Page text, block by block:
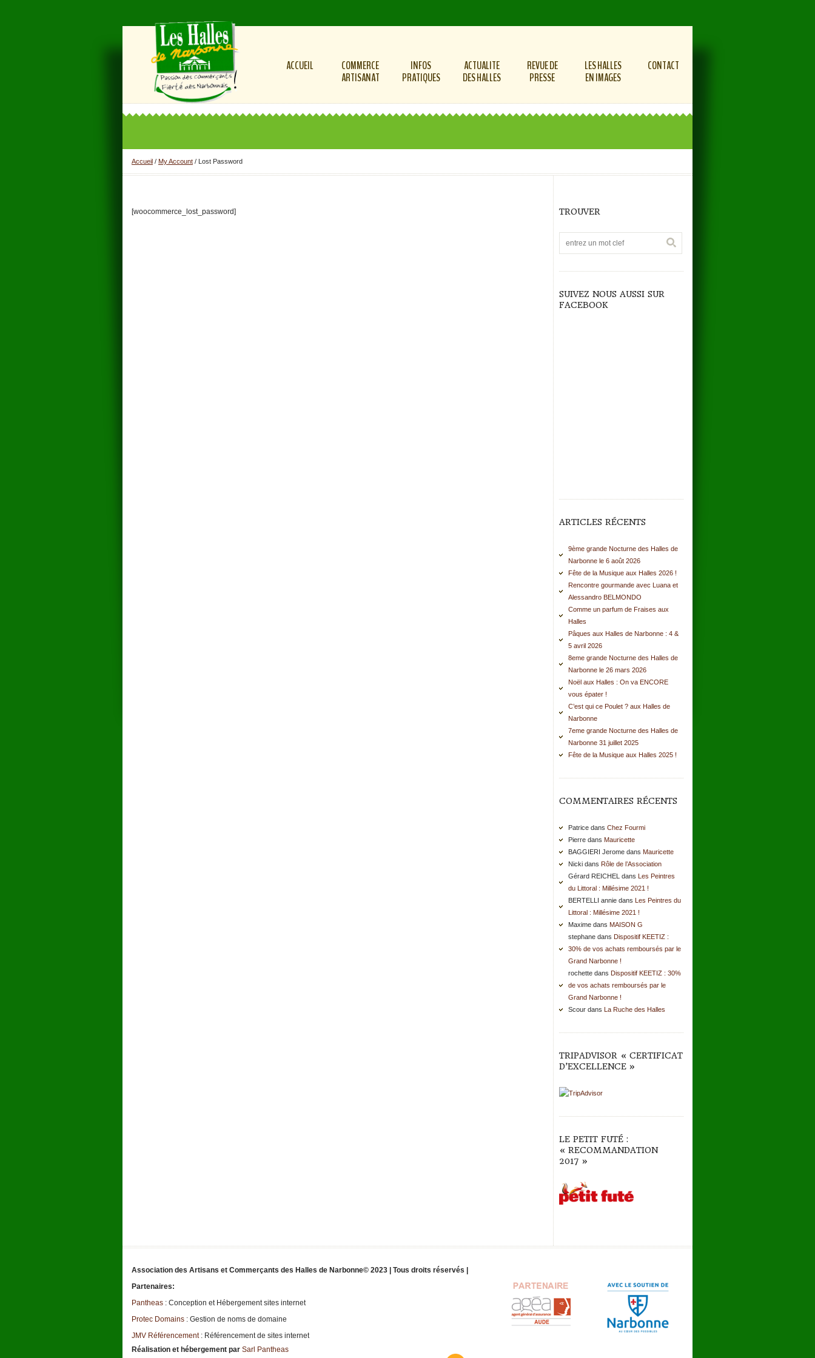
ACCUEIL
COMMERCE
ARTISANAT
INFOS
PRATIQUES
ACTUALITE
DES HALLES
REVUE DE
PRESSE
LES HALLES
EN IMAGES
CONTACT
Accueil / My Account / Lost Password
[woocommerce_lost_password] TROUVER
SUIVEZ NOUS AUSSI SUR
FACEBOOK
ARTICLES RÉCENTS
9ème grande Nocturne des Halles de
Narbonne le 6 août 2026
Fête de la Musique aux Halles 2026 !
Rencontre gourmande avec Luana et
Alessandro BELMONDO
Comme un parfum de Fraises aux
Halles
Pâques aux Halles de Narbonne : 4 &
5 avril 2026
8eme grande Nocturne des Halles de
Narbonne le 26 mars 2026
Noël aux Halles : On va ENCORE
vous épater !
C’est qui ce Poulet ? aux Halles de
Narbonne
7eme grande Nocturne des Halles de
Narbonne 31 juillet 2025
Fête de la Musique aux Halles 2025 !
COMMENTAIRES RÉCENTS
Patrice dansChez Fourmi
Pierre dans Mauricette
BAGGIERI Jerome dans Mauricette
Nicki dans Rôle de l’Association
Gérard REICHEL dans Les Peintres
du Littoral : Millésime 2021 !
BERTELLI annie dans Les Peintres du
Littoral : Millésime 2021 !
Maxime dans MAISON G
stephane dans Dispositif KEETIZ :
30% de vos achats remboursés par le
Grand Narbonne !
rochette dans Dispositif KEETIZ : 30%
de vos achats remboursés par le
Grand Narbonne !
Scour dans La Ruche des Halles
TRIPADVISOR « CERTIFICAT
D’EXCELLENCE »
LE PETIT FUTÉ :
« RECOMMANDATION
2017 »
Association des Artisans et Commerçants des Halles de Narbonne© 2023 | Tous droits réservés |
Partenaires:
Pantheas : Conception et Hébergement sites internet
Protec Domains : Gestion de noms de domaine
JMV Référencement: Référencement de sites internet
Réalisation et hébergement par Sarl Pantheas